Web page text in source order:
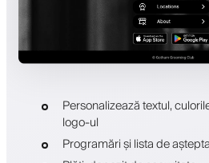
Personalizează textul,
logo-ul
Programări și lista de